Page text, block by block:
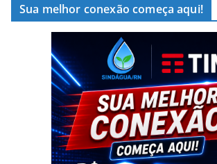
Sua melhor conexão começa aqui!